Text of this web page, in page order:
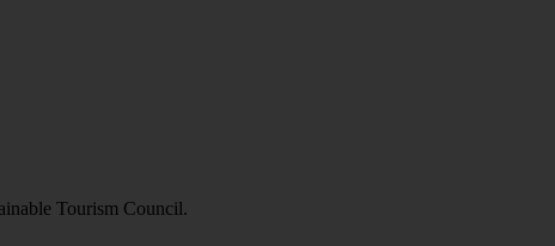
Tourism Council.